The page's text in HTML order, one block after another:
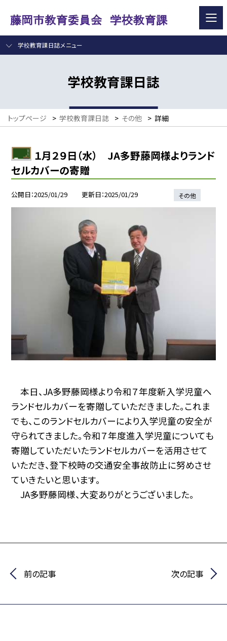
学校教育課日誌メニュー
学校教育課日誌
トップページ > 学校教育課日誌 > その他 > 詳細
１月２９日（水） JA多野藤岡様よりランド
セルカバーの寄贈
公開日 2025/01/29 更新日 2025/01/29 その他
本日、JA多野藤岡様より令和７年度新入学児童へ
ランドセルカバーを寄贈していただきました。これま
でも、このランドセルカバーにより入学児童の安全が
守られてきました。令和７年度進入学児童についても
寄贈していただいたランドセルカバーを活用させて
いただき、登下校時の交通安全事故防止に努めさせ
ていきたいと思います。
JA多野藤岡様、大変ありがとうございました。
前の記事 次の記事